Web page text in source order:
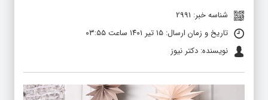
شناسه خبر: 2991
تاریخ و زمان ارسال: ۱۵ تیر ۱۴۰۱ ساعت ۰۳:۵۵
نویسنده: دکتر نیوز